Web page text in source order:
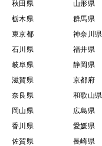
秋田県
山形県
栃木県
群馬県
東京都
神奈川県
石川県
福井県
岐阜県
静岡県
滋賀県
京都府
奈良県
和歌山県
岡山県
広島県
香川県
愛媛県
佐賀県
長崎県